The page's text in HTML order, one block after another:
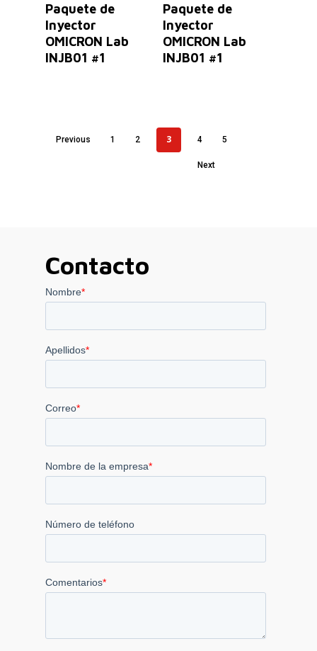
Paquete de
Inyector
OMICRON Lab
INJB01 #1
Paquete de
Inyector
OMICRON Lab
INJB01 #1
Previous 1 2 3 4 5
Next
Contacto